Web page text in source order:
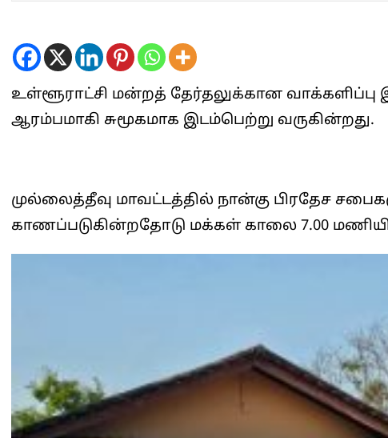
உள்ளூராட்சி மன்றத் தேர்தலுக்கான வாக்களிப்பு
ஆரம்பமாகி சுமூகமாக இடம்பெற்று வருகின்றது.
முல்லைத்தீவு மாவட்டத்தில் நான்கு பிரதேச
காணப்படுகின்றதோடு மக்கள் காலை 7.00